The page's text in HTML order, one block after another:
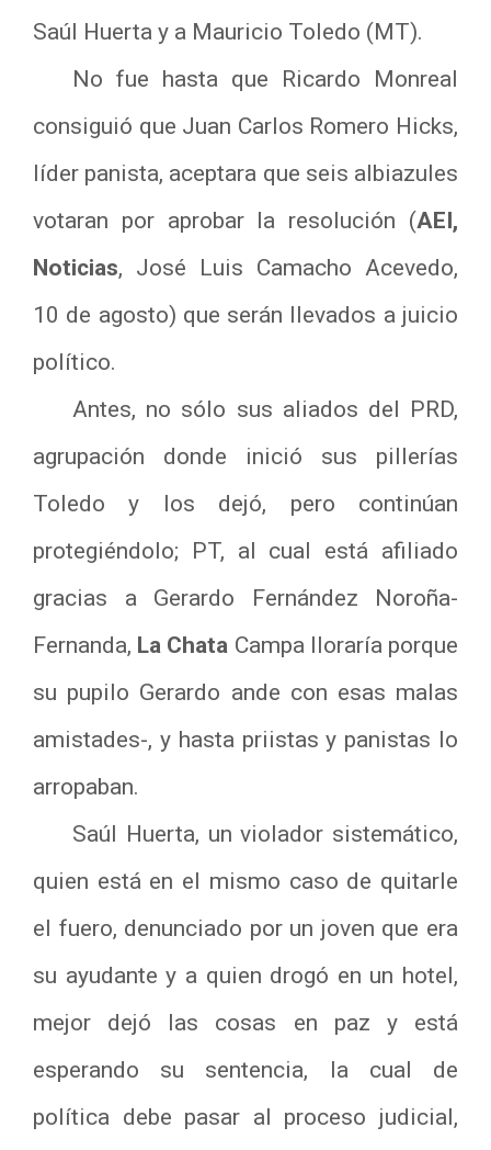
Saúl Huerta y a Mauricio Toledo (MT).
No fue hasta que Ricardo Monreal
consiguió que Juan Carlos Romero Hicks,
líder panista, aceptara que seis albiazules
votaran por aprobar la resolución (AEI,
Noticias, José Luis Camacho Acevedo,
10 de agosto) que serán llevados a juicio
político.
Antes, no sólo sus aliados del PRD,
agrupación donde inició sus pillerías
Toledo y los dejó, pero continúan
protegiéndolo; PT, al cual está afiliado
gracias a Gerardo Fernández Noroña-
Fernanda, La Chata Campa lloraría porque
su pupilo Gerardo ande con esas malas
amistades-, y hasta priistas y panistas lo
arropaban.
Saúl Huerta, un violador sistemático,
quien está en el mismo caso de quitarle
el fuero, denunciado por un joven que era
su ayudante y a quien drogó en un hotel,
mejor dejó las cosas en paz y está
esperando su sentencia, la cual de
política debe pasar al proceso judicial,